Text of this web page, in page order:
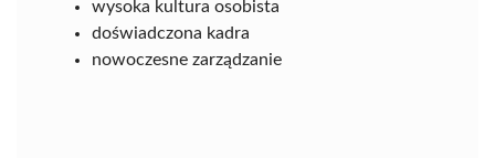
wysoka kultura osobista
doświadczona kadra
nowoczesne zarządzanie